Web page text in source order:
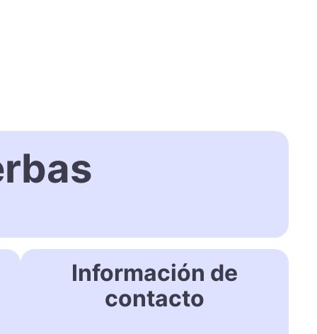
Información de
contacto